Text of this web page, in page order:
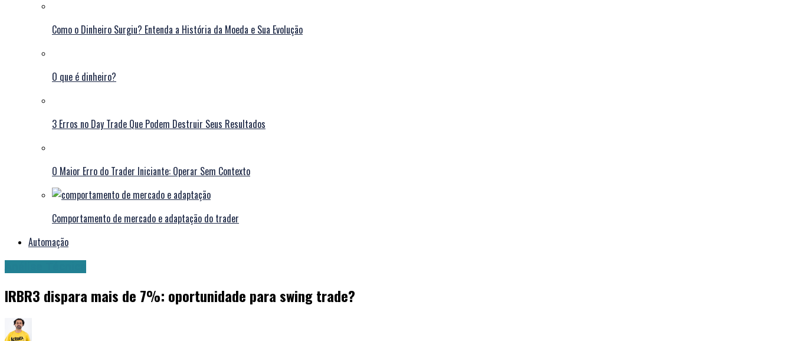
Como o Dinheiro Surgiu? Entenda a História da Moeda e Sua Evolução
O que é dinheiro?
3 Erros no Day Trade Que Podem Destruir Seus Resultados
O Maior Erro do Trader Iniciante: Operar Sem Contexto
Comportamento de mercado e adaptação do trader
Automação
IRBR3 dispara mais de 7%: oportunidade para swing trade?